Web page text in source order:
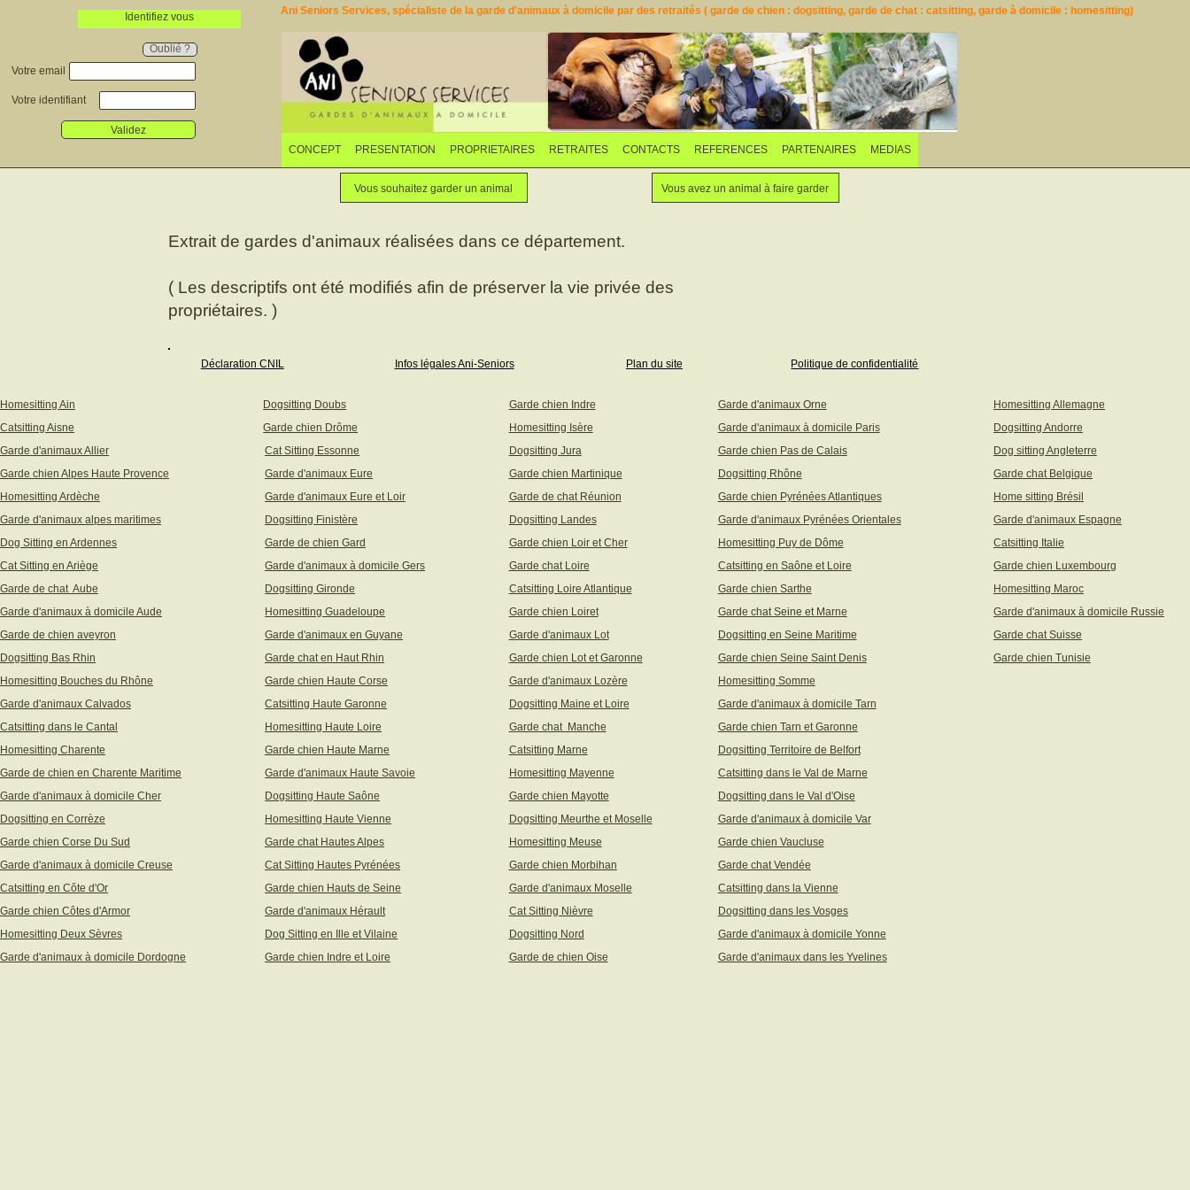
Identifiez vous
Oublié ?
Votre email
Votre identifiant
Validez
Ani Seniors Services, spécialiste de la garde d'animaux à domicile par des retraités ( garde de chien : dogsitting, garde de chat : catsitting, garde à domicile : homesitting)
CONCEPT PRESENTATION PROPRIETAIRES
Faites garder votre animal
RETRAITES
Vous souhaitez garder un animal
CONTACTS REFERENCES PARTENAIRES MEDIAS
Vous souhaitez garder un animal Vous avez un animal à faire garder
Extrait de gardes d'animaux réalisées dans ce département.
( Les descriptifs ont été modifiés afin de préserver la vie privée des
propriétaires. )
Déclaration CNIL Infos légales Ani-Seniors Plan du site Politique de confidentialité
Homesitting Ain Dogsitting Doubs Garde chien Indre Garde d'animaux Orne
Homesitting Allemagne
Catsitting Aisne
Garde chien Drôme Homesitting Isère Garde d'animaux à domicile Paris
Dogsitting Andorre
Garde d'animaux Allier
Cat Sitting Essonne Dogsitting Jura Garde chien Pas de Calais
Dog sitting Angleterre
Garde chien Alpes Haute Provence
Garde d'animaux Eure Garde chien Martinique Dogsitting Rhône
Garde chat Belgique
Homesitting Ardèche
Garde d'animaux Eure et Loir Garde de chat Réunion Garde chien Pyrénées Atlantiques
Home sitting Brésil
Garde d'animaux alpes maritimes
Dogsitting Finistère Dogsitting Landes Garde d'animaux Pyrénées Orientales
Garde d'animaux Espagne
Dog Sitting en Ardennes
Garde de chien Gard Garde chien Loir et Cher Homesitting Puy de Dôme
Catsitting Italie
Cat Sitting en Ariège
Garde d'animaux à domicile Gers Garde chat Loire Catsitting en Saône et Loire
Garde chien Luxembourg
Garde de chat Aube
Dogsitting Gironde Catsitting Loire Atlantique Garde chien Sarthe
Homesitting Maroc
Garde d'animaux à domicile Aude
Homesitting Guadeloupe Garde chien Loiret Garde chat Seine et Marne
Garde d'animaux à domicile Russie
Garde de chien aveyron
Garde d'animaux en Guyane Garde d'animaux Lot Dogsitting en Seine Maritime
Garde chat Suisse
Dogsitting Bas Rhin
Garde chat en Haut Rhin Garde chien Lot et Garonne Garde chien Seine Saint Denis
Garde chien Tunisie
Homesitting Bouches du Rhône
Garde chien Haute Corse Garde d'animaux Lozère
Homesitting Somme
Garde d'animaux Calvados
Catsitting Haute Garonne Dogsitting Maine et Loire
Garde d'animaux à domicile Tarn
Catsitting dans le Cantal
Homesitting Haute Loire Garde chat Manche
Garde chien Tarn et Garonne
Homesitting Charente
Garde chien Haute Marne Catsitting Marne
Dogsitting Territoire de Belfort
Garde de chien en Charente Maritime
Garde d'animaux Haute Savoie Homesitting Mayenne
Catsitting dans le Val de Marne
Garde d'animaux à domicile Cher
Dogsitting Haute Saône Garde chien Mayotte
Dogsitting dans le Val d'Oise
Dogsitting en Corrèze
Homesitting Haute Vienne Dogsitting Meurthe et Moselle
Garde d'animaux à domicile Var
Garde chien Corse Du Sud
Garde chat Hautes Alpes Homesitting Meuse
Garde chien Vaucluse
Garde d'animaux à domicile Creuse
Cat Sitting Hautes Pyrénées Garde chien Morbihan
Garde chat Vendée
Catsitting en Côte d'Or
Garde chien Hauts de Seine Garde d'animaux Moselle
Catsitting dans la Vienne
Garde chien Côtes d'Armor
Garde d'animaux Hérault Cat Sitting Nièvre
Dogsitting dans les Vosges
Homesitting Deux Sèvres
Dog Sitting en Ille et Vilaine Dogsitting Nord
Garde d'animaux à domicile Yonne
Garde d'animaux à domicile Dordogne
Garde chien Indre et Loire Garde de chien Oise Garde d'animaux dans les Yvelines